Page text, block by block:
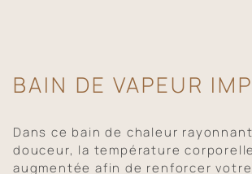
BAIN DE VAPEUR
Dans ce bain de chaleur
douceur, la température
augmentée afin de renforcer